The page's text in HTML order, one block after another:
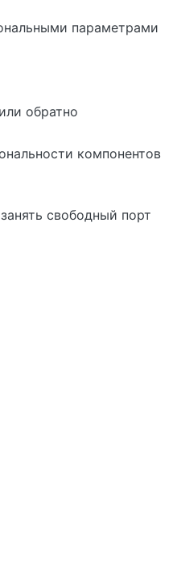
параметрами
обратно
компонентов
свободный порт